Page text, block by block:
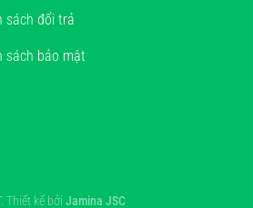
sách đổi trả
sách bảo mật
Thiết kế bởi Jamina JSC